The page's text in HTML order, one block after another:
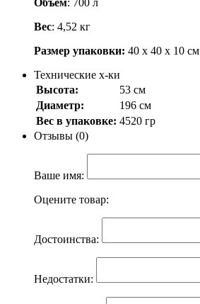
Вес: 4,52 кг
Размер упаковки: 40 х 40 х 10 см
Технические х-ки
Высота:
53 см
Диаметр:
196 см
Вес в упаковке: 4520 гр
Отзывы (0)
Ваше имя:
Оцените товар:
Достоинства:
Недостатки: